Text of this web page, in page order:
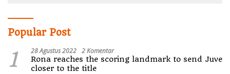
Popular Post
1 28 Agustus 2022 2 Komentar
Rona reaches the scoring landmark to send Juve
closer to the title